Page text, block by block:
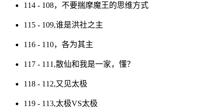
114 - 108，不要揣摩魔王的思维方式
115 - 109,谁是洪社之主
116 - 110，各为其主
117 - 111,散仙和我是一家，懂？
118 - 112,又见太极
119 - 113,太极VS太极